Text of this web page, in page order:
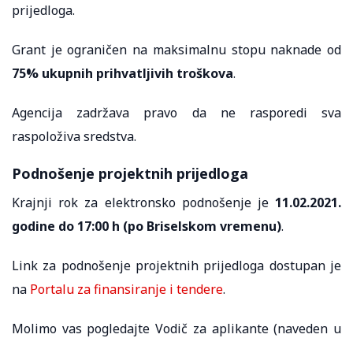
prijedloga.
Grant je ograničen na maksimalnu stopu naknade od
75% ukupnih prihvatljivih troškova.
Agencija zadržava pravo da ne rasporedi sva
raspoloživa sredstva.
Podnošenje projektnih prijedloga
Krajnji rok za elektronsko podnošenje je 11.02.2021.
godine do 17:00 h (po Briselskom vremenu).
Link za podnošenje projektnih prijedloga dostupan je
na Portalu za finansiranje i tendere.
Molimo vas pogledajte Vodič za aplikante (naveden u